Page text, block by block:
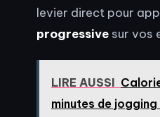
levier direct pour
progressive sur vos
LIRE AUSSI
minutes de